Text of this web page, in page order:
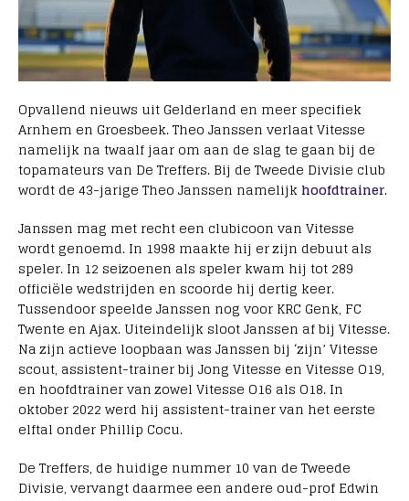
Opvallend nieuws uit Gelderland en meer specifiek
Arnhem en Groesbeek. Theo Janssen verlaat Vitesse
namelijk na twaalf jaar om aan de slag te gaan bij de
topamateurs van De Treffers. Bij de Tweede Divisie club
wordt de 43-jarige Theo Janssen namelijkhoofdtrainer.
Janssen mag met recht een clubicoon van Vitesse
wordt genoemd. In 1998 maakte hij er zijn debuut als
speler. In 12 seizoenen als speler kwam hij tot 289
officiële wedstrijden en scoorde hij dertig keer.
Tussendoor speelde Janssen nog voor KRC Genk, FC
Twente en Ajax. Uiteindelijk sloot Janssen af bij Vitesse.
Na zijn actieve loopbaan was Janssen bij ‘zijn’ Vitesse
scout, assistent-trainer bij Jong Vitesse en Vitesse O19,
en hoofdtrainer van zowel Vitesse O16 als O18. In
oktober 2022 werd hij assistent-trainer van het eerste
elftal onder Phillip Cocu.
De Treffers, de huidige nummer 10 van de Tweede
Divisie, vervangt daarmee een andere oud-prof Edwin